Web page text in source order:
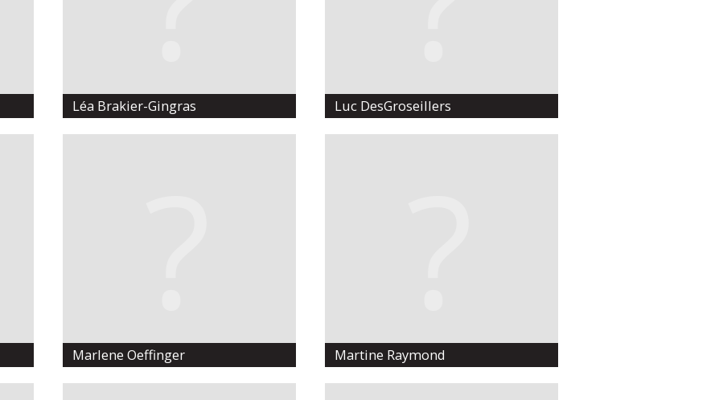
Léa Brakier-Gingras Luc DesGroseillers
Marlene Oeffinger Martine Raymond